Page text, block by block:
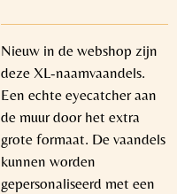
Nieuw in de webshop zijn
deze XL-naamvaandels.
Een echte eyecatcher aan
de muur door het extra
grote formaat. De vaandels
kunnen worden
gepersonaliseerd met een